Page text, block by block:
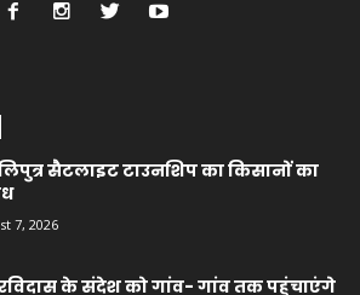
सैटलाइट टाउनशिप का किसानों का
7, 2026
के संदेश को गांव- गांव तक पहुंचाएंगे